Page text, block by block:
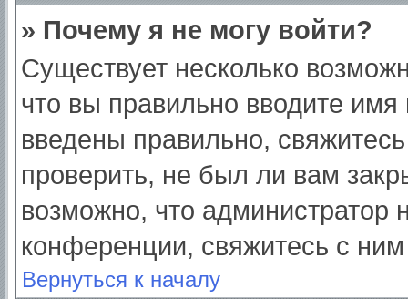
» Почему я не могу войти?
Существует несколько
что вы правильно вводите
введены правильно,
проверить, не был ли вам
возможно, что администратор
конференции, свяжитесь с
Вернуться к началу